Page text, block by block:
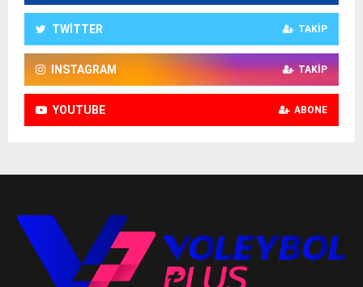
TWITTER TAKIP
INSTAGRAM TAKIP
YOUTUBE ABONE